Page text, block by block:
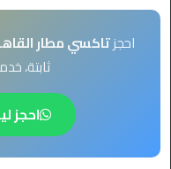
برج
ليموزين
احجزتاكسي مطار
ثابتة، خدمة 24/7،
احجز